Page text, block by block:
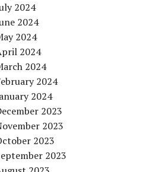
2024
2024
2024
2024
2024
2024
2024
2023
2023
2023
2023